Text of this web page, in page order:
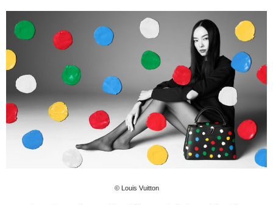
© Louis Vuitton